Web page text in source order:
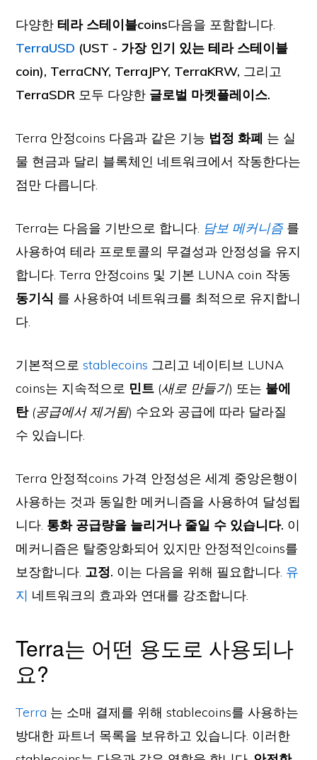
다양한 테라 스테이블coins다음을 포함합니다.
TerraUSD (UST - 가장 인기 있는 테라 스테이블
coin), TerraCNY, TerraJPY, TerraKRW, 그리고
TerraSDR 모두 다양한 글로벌 마켓플레이스.
Terra 안정coins 다음과 같은 기능 법정 화폐 는 실
물 현금과 달리 블록체인 네트워크에서 작동한다는
점만 다릅니다.
Terra는 다음을 기반으로 합니다. 담보 메커니즘를
사용하여 테라 프로토콜의 무결성과 안정성을 유지
합니다. Terra 안정coins 및 기본 LUNA coin 작동
동기식 를 사용하여 네트워크를 최적으로 유지합니
다.
기본적으로stablecoins 그리고 네이티브 LUNA
coins는 지속적으로 민트 (새로 만들기) 또는 불에
탄 (공급에서 제거됨) 수요와 공급에 따라 달라질
수 있습니다.
Terra 안정적coins 가격 안정성은 세계 중앙은행이
사용하는 것과 동일한 메커니즘을 사용하여 달성됩
니다. 통화 공급량을 늘리거나 줄일 수 있습니다. 이
메커니즘은 탈중앙화되어 있지만 안정적인coins를
보장합니다. 고정. 이는 다음을 위해 필요합니다. 유
지 네트워크의 효과와 연대를 강조합니다.
Terra는 어떤 용도로 사용되나
요?
Terra 는 소매 결제를 위해 stablecoins를 사용하는
방대한 파트너 목록을 보유하고 있습니다. 이러한